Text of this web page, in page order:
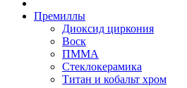
Премиллы
Диоксид циркония
Воск
ПММА
Стеклокерамика
Титан и кобальт хром